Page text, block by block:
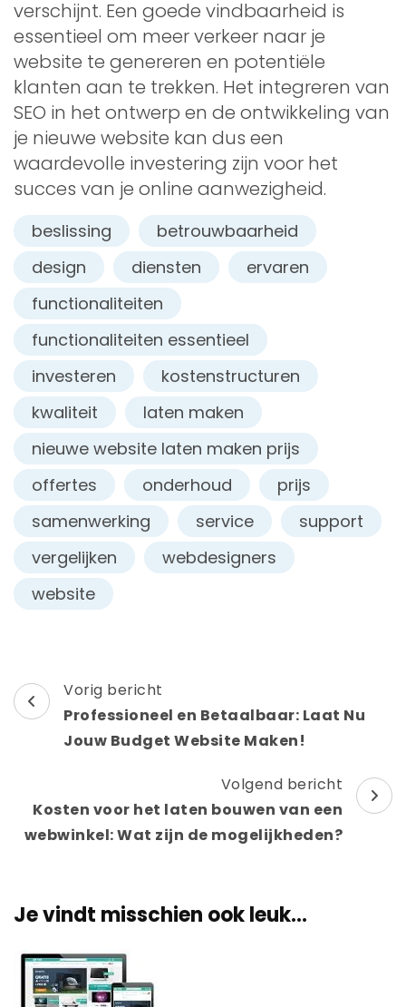
verschijnt. Een goede vindbaarheid is
essentieel om meer verkeer naar je
website te genereren en potentiële
klanten aan te trekken. Het integreren van
SEO in het ontwerp en de ontwikkeling van
je nieuwe website kan dus een
waardevolle investering zijn voor het
succes van je online aanwezigheid.
beslissing
betrouwbaarheid
design
diensten
ervaren
functionaliteiten
functionaliteiten essentieel
investeren
kostenstructuren
kwaliteit
laten maken
nieuwe website laten maken prijs
offertes
onderhoud
prijs
samenwerking
service
support
vergelijken
webdesigners
website
Berichtnavigatie
Vorig bericht
Professioneel en Betaalbaar: Laat Nu
Jouw Budget Website Maken!
Volgend bericht
Kosten voor het laten bouwen van een
webwinkel: Wat zijn de mogelijkheden?
Je vindt misschien ook leuk...